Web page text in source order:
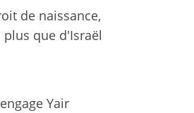
de naissance,
que d'Israël
Yair